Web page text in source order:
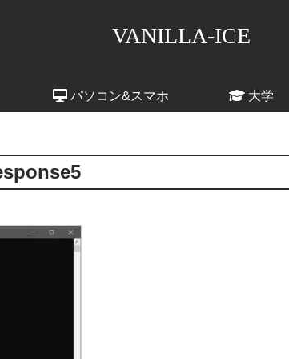
VANILLA-ICE
パソコン&スマホ 大学